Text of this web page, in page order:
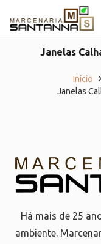
Janelas
Início
Janelas
Há mais de 25
ambiente.